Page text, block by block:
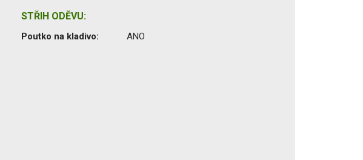
STŘIH ODĚVU:
Poutko na kladivo: ANO